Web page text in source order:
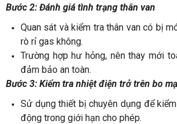
Bước 2: Đánh giá tình trạng thân van
Quan sát và kiểm tra thân van có bị
rò rỉ gas không.
Trường hợp hư hỏng, nên thay mới
đảm bảo an toàn.
Bước 3: Kiểm tra nhiệt điện trở trên bo
Sử dụng thiết bị chuyên dụng để
động trong giới hạn cho phép.